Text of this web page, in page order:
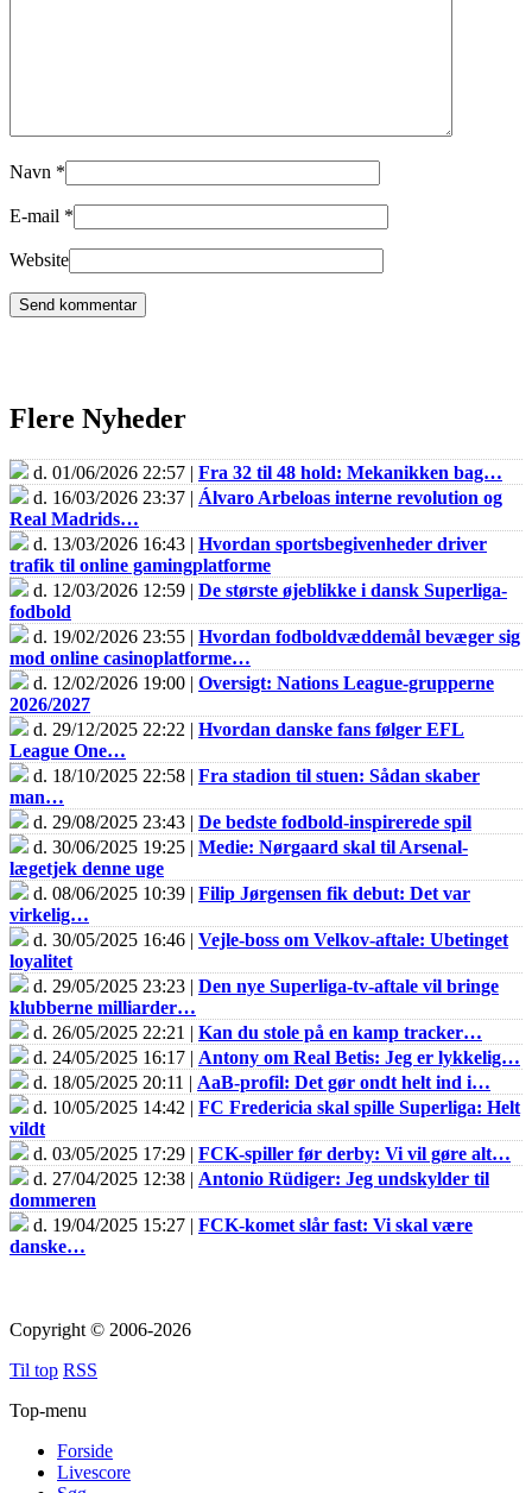
Navn *
E-mail *
Website
Flere Nyheder
d. 01/06/2026 22:57 | Fra 32 til 48 hold: Mekanikken bag…
d. 16/03/2026 23:37 | Álvaro Arbeloas interne revolution og
Real Madrids…
d. 13/03/2026 16:43 | Hvordan sportsbegivenheder driver
trafik til online gamingplatforme
d. 12/03/2026 12:59 | De største øjeblikke i dansk Superliga-
fodbold
d. 19/02/2026 23:55 | Hvordan fodboldvæddemål bevæger sig
mod online casinoplatforme…
d. 12/02/2026 19:00 | Oversigt: Nations League-grupperne
2026/2027
d. 29/12/2025 22:22 | Hvordan danske fans følger EFL
League One…
d. 18/10/2025 22:58 | Fra stadion til stuen: Sådan skaber
man…
d. 29/08/2025 23:43 | De bedste fodbold-inspirerede spil
d. 30/06/2025 19:25 | Medie: Nørgaard skal til Arsenal-
lægetjek denne uge
d. 08/06/2025 10:39 | Filip Jørgensen fik debut: Det var
virkelig…
d. 30/05/2025 16:46 | Vejle-boss om Velkov-aftale: Ubetinget
loyalitet
d. 29/05/2025 23:23 | Den nye Superliga-tv-aftale vil bringe
klubberne milliarder…
d. 26/05/2025 22:21 | Kan du stole på en kamp tracker…
d. 24/05/2025 16:17 | Antony om Real Betis: Jeg er lykkelig…
d. 18/05/2025 20:11 | AaB-profil: Det gør ondt helt ind i…
d. 10/05/2025 14:42 | FC Fredericia skal spille Superliga: Helt
vildt
d. 03/05/2025 17:29 | FCK-spiller før derby: Vi vil gøre alt…
d. 27/04/2025 12:38 | Antonio Rüdiger: Jeg undskylder til
dommeren
d. 19/04/2025 15:27 | FCK-komet slår fast: Vi skal være
danske…
Copyright © 2006-2026
Til top RSS
Top-menu
Forside
Livescore